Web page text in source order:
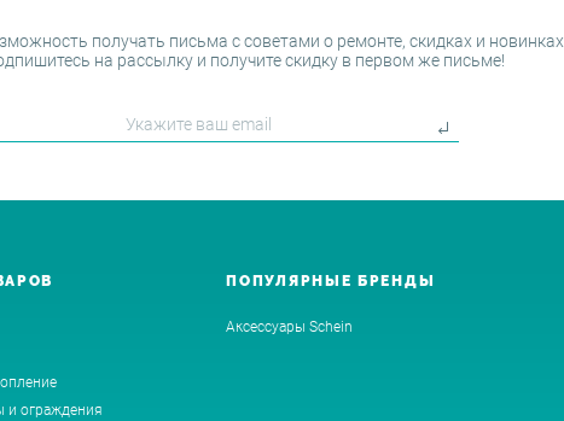
получать письма с советами о ремонте, скидках и новинках
на рассылку и получите скидку в первом же письме!
ограждения
ПОПУЛЯРНЫЕ БРЕНДЫ
Аксессуары Schein